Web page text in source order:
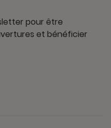
pour être
et bénéficier